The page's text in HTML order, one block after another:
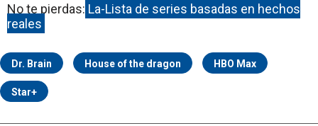
No te pierdas: La-Lista de series basadas en hechos
reales
Dr. Brain House of the dragon HBO Max
Star+